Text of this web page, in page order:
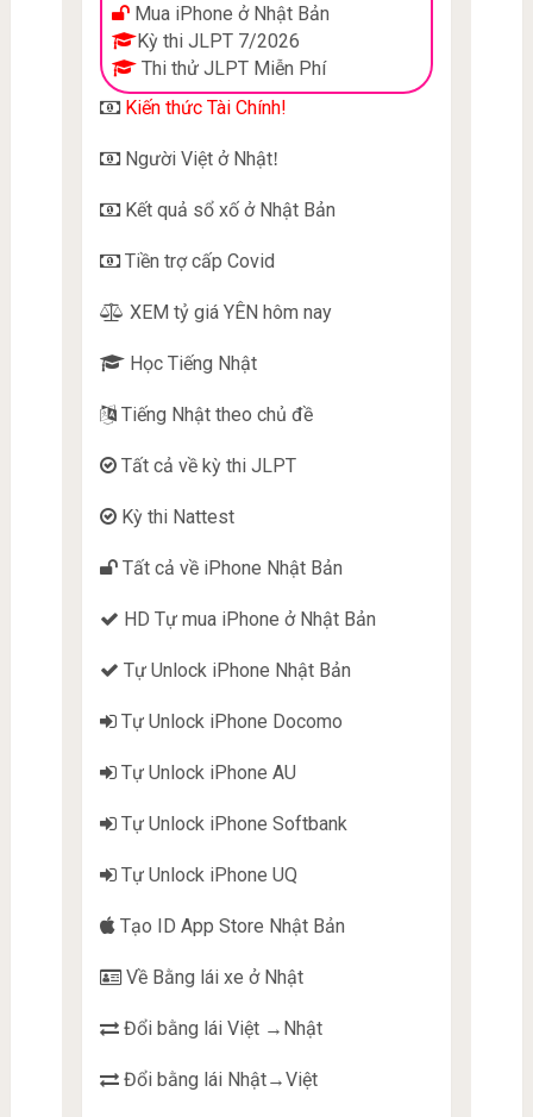
Mua iPhone ở Nhật Bản
Kỳ thi JLPT 7/2026
Thi thử JLPT Miễn Phí
Kiến thức Tài Chính!
Người Việt ở Nhật!
Kết quả sổ xố ở Nhật Bản
Tiền trợ cấp Covid
XEM tỷ giá YÊN hôm nay
Học Tiếng Nhật
Tiếng Nhật theo chủ đề
Tất cả về kỳ thi JLPT
Kỳ thi Nattest
Tất cả về iPhone Nhật Bản
HD Tự mua iPhone ở Nhật Bản
Tự Unlock iPhone Nhật Bản
Tự Unlock iPhone Docomo
Tự Unlock iPhone AU
Tự Unlock iPhone Softbank
Tự Unlock iPhone UQ
Tạo ID App Store Nhật Bản
Về Bằng lái xe ở Nhật
Đổi bằng lái Việt →Nhật
Đổi bằng lái Nhật→Việt